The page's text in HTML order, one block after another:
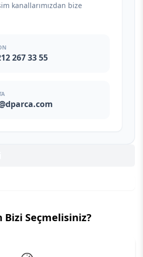
kanallarımızdan bize
267 33 55
Bizi Seçmelisiniz?